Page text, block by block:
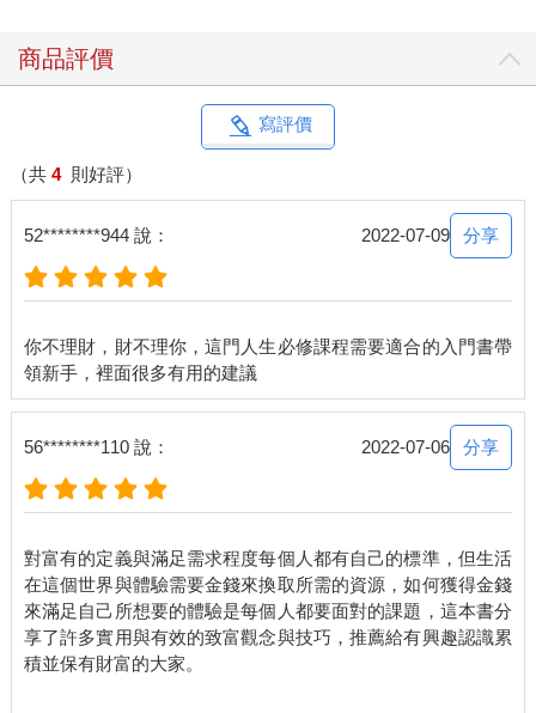
商品評價
寫評價
（共 4 則好評）
52********944 說： 2022-07-09 分享
你不理財，財不理你，這門人生必修課程需要適合的入門書帶
56********110 說： 2022-07-06 分享
對富有的定義與滿足需求程度每個人都有自己的標準，但生活
在這個世界與體驗需要金錢來換取所需的資源，如何獲得金錢
來滿足自己所想要的體驗是每個人都要面對的課題，這本書分
享了許多實用與有效的致富觀念與技巧，推薦給有興趣認識累
積並保有財富的大家。